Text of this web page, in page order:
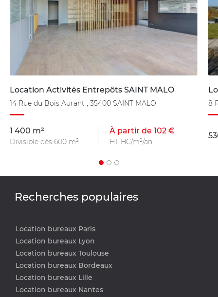
Location Activités Entrepôts SAINT MALO
14 Rue du Bois Aurant , 35400 SAINT MALO
1 400 m²
Divisible dès 600 m²
À partir de 102 €
HT HC/m²/an
8
Recherches populaires
Location bureaux Paris
Location bureaux Lyon
Location bureaux Toulouse
Location bureaux Bordeaux
Location bureaux Lille
Location bureaux Nantes